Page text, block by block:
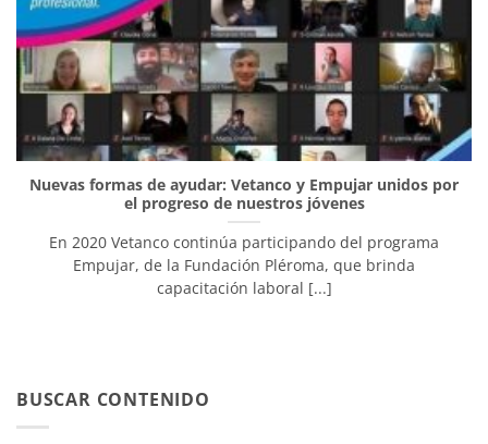
Nuevas formas de ayudar: Vetanco y Empujar unidos por
el progreso de nuestros jóvenes
En 2020 Vetanco continúa participando del programa
Empujar, de la Fundación Pléroma, que brinda
capacitación laboral [...]
BUSCAR CONTENIDO